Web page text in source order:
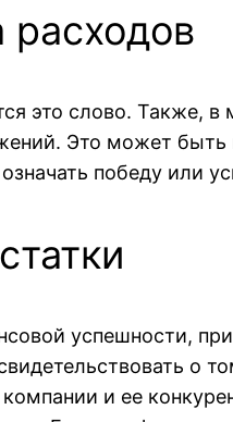
это слово. Также,
Это может быть
победу или
успешности,
о
и ее